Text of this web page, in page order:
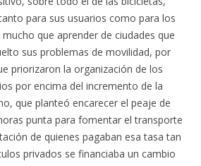
para sus usuarios como para los
que aprender de ciudades que
sus problemas de movilidad, por
priorizaron la organización de los
por encima del incremento de la
que planteó encarecer el peaje de
punta para fomentar el transporte
de quienes pagaban esa tasa tan
privados se financiaba un cambio